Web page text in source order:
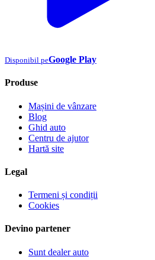
Disponibil peGoogle Play
Produse
Mașini de vânzare
Blog
Ghid auto
Centru de ajutor
Hartă site
Legal
Termeni și condiții
Cookies
Devino partener
Sunt dealer auto